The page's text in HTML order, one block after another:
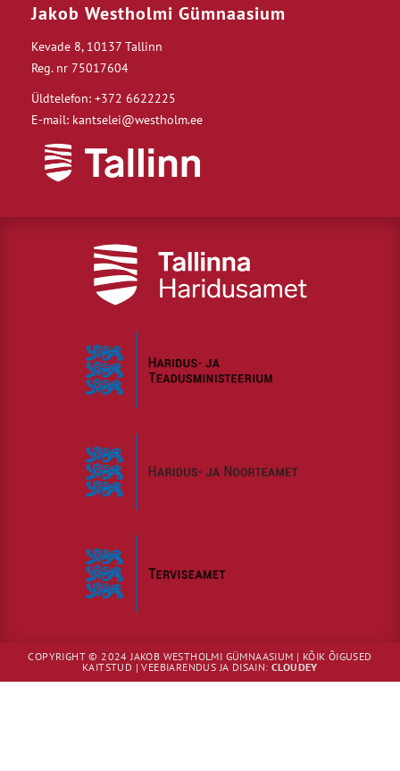
Jakob Westholmi Gümnaasium
Kevade 8, 10137 Tallinn
Reg. nr 75017604
Üldtelefon: +372 6622225
E-mail: kantselei@westholm.ee
COPYRIGHT © 2024 JAKOB WESTHOLMI GÜMNAASIUM | KÕIK ÕIGUSED
KAITSTUD | VEEBIARENDUS JA DISAIN:CLOUDEY